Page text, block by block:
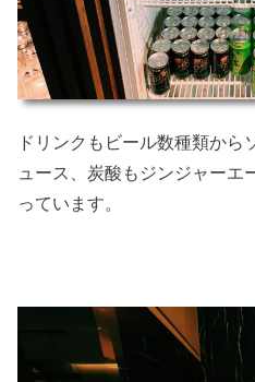
ドリンクもビール数種類から
ュース、炭酸もジンジャーエ
っています。